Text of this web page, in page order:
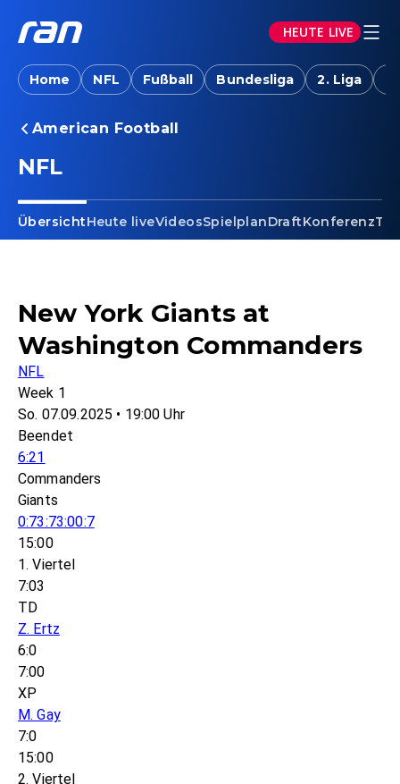
HEUTE LIVE
Home NFL Fußball Bundesliga 2. Liga
American Football
NFL
ÜbersichtHeute liveVideosSpielplanDraftKonferenz
New York Giants at
Washington Commanders
NFL
Week 1
So. 07.09.2025 • 19:00 Uhr
Beendet
6:21
Commanders
Giants
0:73:73:00:7
15:00
1. Viertel
7:03
TD
Z. Ertz
6:0
7:00
XP
M. Gay
7:0
15:00
2. Viertel